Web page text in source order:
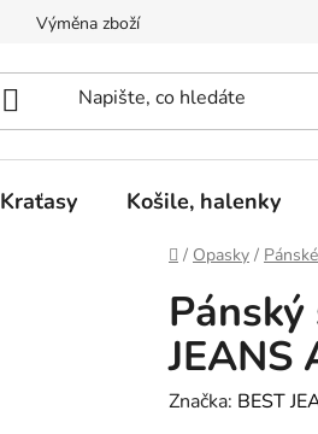
Výměna zboží
Kraťasy Košile, halenky
Domů
/ Opasky /
JEANS
Značka: BEST